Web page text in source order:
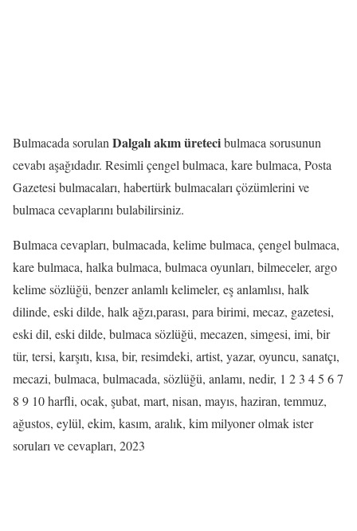
Bulmacada sorulan Dalgalı akım üretecibulmaca sorusunun
cevabı aşağıdadır. Resimli çengel bulmaca, kare bulmaca, Posta
Gazetesi bulmacaları, habertürk bulmacaları çözümlerini ve
bulmaca cevaplarını bulabilirsiniz.
Bulmaca cevapları, bulmacada, kelime bulmaca, çengel bulmaca,
kare bulmaca, halka bulmaca, bulmaca oyunları, bilmeceler, argo
kelime sözlüğü, benzer anlamlı kelimeler, eş anlamlısı, halk
dilinde, eski dilde, halk ağzı,parası, para birimi, mecaz, gazetesi,
eski dil, eski dilde, bulmaca sözlüğü, mecazen, simgesi, imi, bir
tür, tersi, karşıtı, kısa, bir, resimdeki, artist, yazar, oyuncu, sanatçı,
mecazi, bulmaca, bulmacada, sözlüğü, anlamı, nedir, 1 2 3 4 5 6 7
8 9 10 harfli, ocak, şubat, mart, nisan, mayıs, haziran, temmuz,
ağustos, eylül, ekim, kasım, aralık, kim milyoner olmak ister
soruları ve cevapları, 2023